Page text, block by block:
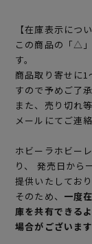
【在庫表示につい
この商品の「△
す。
商品取り寄せに1
すので予めご了承
また、売り切れ
メールにてご連
ホビーラホビー
り、 発売日から
提供いたしており
そのため、 一度
庫を共有できる
場合がございます